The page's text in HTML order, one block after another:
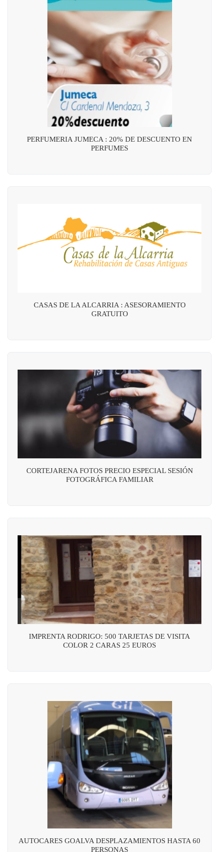
PERFUMERIA JUMECA : 20% DE DESCUENTO EN
PERFUMES
CASAS DE LA ALCARRIA : ASESORAMIENTO
GRATUITO
CORTEJARENA FOTOS PRECIO ESPECIAL SESIÓN
FOTOGRÁFICA FAMILIAR
IMPRENTA RODRIGO: 500 TARJETAS DE VISITA
COLOR 2 CARAS 25 EUROS
AUTOCARES GOALVA DESPLAZAMIENTOS HASTA 60
PERSONAS